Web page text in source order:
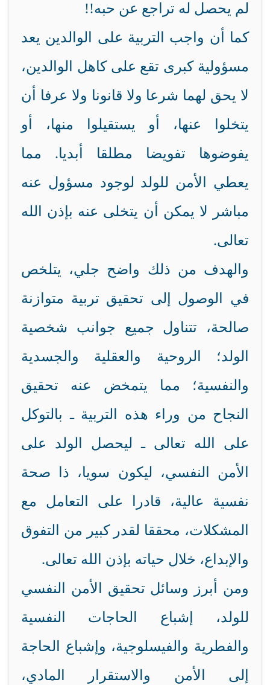
لم يحصل له تراجع عن حبه!!
كما أن واجب التربية على الوالدين يعد
مسؤولية كبرى تقع على كاهل الوالدين،
لا يحق لهما شرعا ولا قانونا ولا عرفا أن
يتخلوا عنها، أو يستقيلوا منها، أو
يفوضوها تفويضا مطلقا أبديا. مما
يعطي الأمن للولد لوجود مسؤول عنه
مباشر لا يمكن أن يتخلى عنه بإذن الله
تعالى.
والهدف من ذلك واضح جلي، يتلخص
في الوصول إلى تحقيق تربية متوازنة
صالحة، تتناول جميع جوانب شخصية
الولد؛ الروحية والعقلية والجسدية
والنفسية؛ مما يتمخض عنه تحقيق
النجاح من وراء هذه التربية ـ بالتوكل
على الله تعالى ـ ليحصل الولد على
الأمن النفسي، ليكون سويا، ذا صحة
نفسية عالية، قادرا على التعامل مع
المشكلات، محققا لقدر كبير من التفوق
والإبداع، خلال حياته بإذن الله تعالى.
ومن أبرز وسائل تحقيق الأمن النفسي
للولد، إشباع الحاجات النفسية
والفطرية والفيسلوجية، وإشباع الحاجة
إلى الأمن والاستقرار المادي،